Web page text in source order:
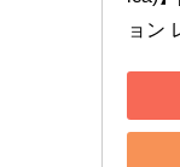
ョン